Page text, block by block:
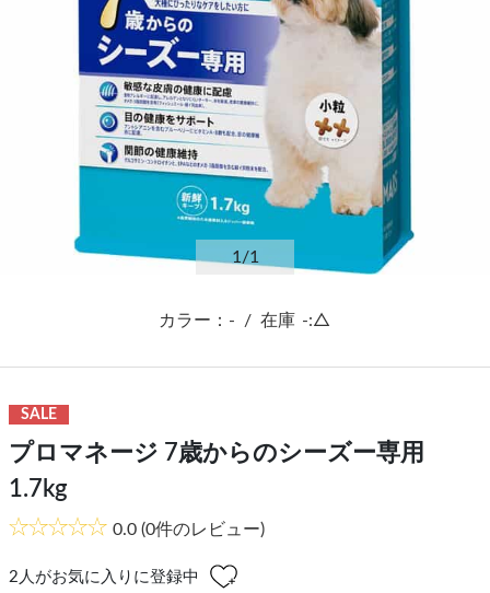
1/1
カラー：- / 在庫 -:△
SALE
プロマネージ 7歳からのシーズー専用
1.7kg
0.0 (0件のレビュー)
2 人がお気に入りに登録中